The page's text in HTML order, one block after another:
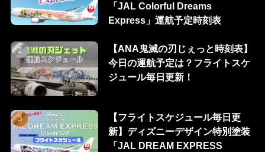
「JAL Colorful Dreams
Express」運航予定時刻表
【ANA鬼滅の刃じぇっと時刻表】
今日の運航予定は？フライトスケ
ジュール毎日更新！
【フライトスケジュール毎日更
新】ディズニーデザイン特別塗装
「JAL DREAM EXPRESS